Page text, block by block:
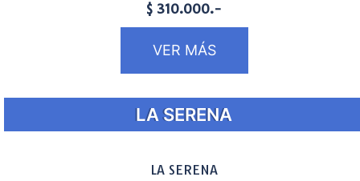
$ 310.000.-
VER MÁS
LA SERENA
LA SERENA